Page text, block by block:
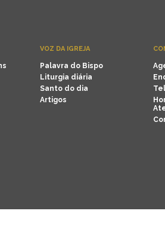
VOZ DA IGREJA
Palavra do Bispo
Liturgia diária
Santo do dia
Artigos